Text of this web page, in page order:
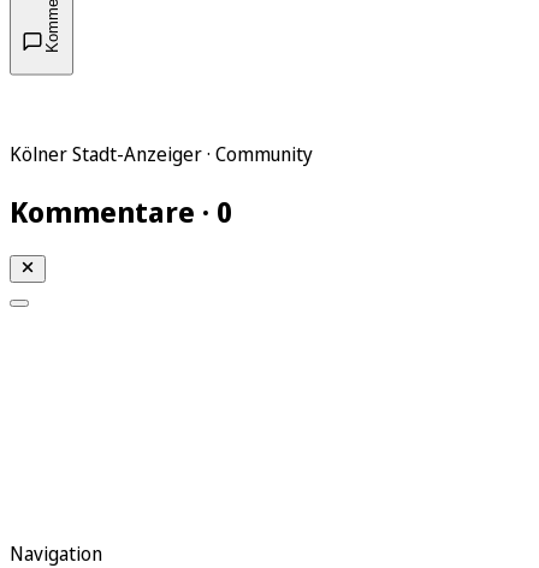
Kölner Stadt-Anzeiger · Community
Kommentare · 0
Navigation